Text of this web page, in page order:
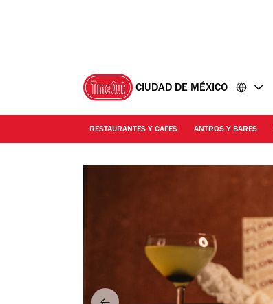
CIUDAD DE MÉXICO
RESTAURANTES Y CAFES ANTROS Y BARES